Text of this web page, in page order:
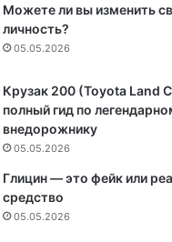
Можете ли вы изменить
личность?
05.05.2026
Крузак 200 (Toyota Land
полный гид по
внедорожнику
05.05.2026
Глицин — это фейк или
средство
05.05.2026